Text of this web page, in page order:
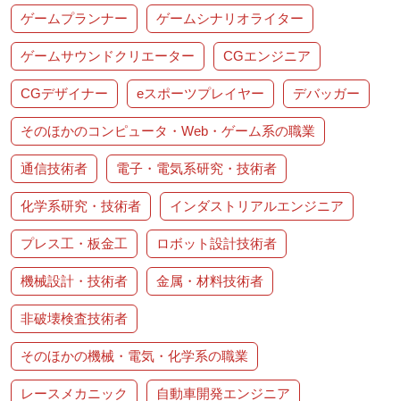
ゲームプランナー ゲームシナリオライター
ゲームサウンドクリエーター CGエンジニア
CGデザイナー eスポーツプレイヤー デバッガー
そのほかのコンピュータ・Web・ゲーム系の職業
通信技術者 電子・電気系研究・技術者
化学系研究・技術者 インダストリアルエンジニア
プレス工・板金工 ロボット設計技術者
機械設計・技術者 金属・材料技術者
非破壊検査技術者
そのほかの機械・電気・化学系の職業
レースメカニック 自動車開発エンジニア